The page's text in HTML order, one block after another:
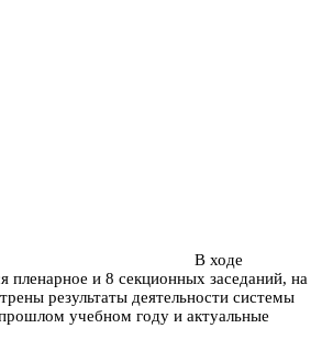
В ходе
пленарное и 8 секционных заседаний, на
результаты деятельности системы
учебном году и актуальные